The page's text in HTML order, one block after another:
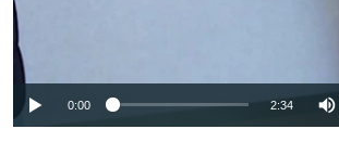
0:00 2:34